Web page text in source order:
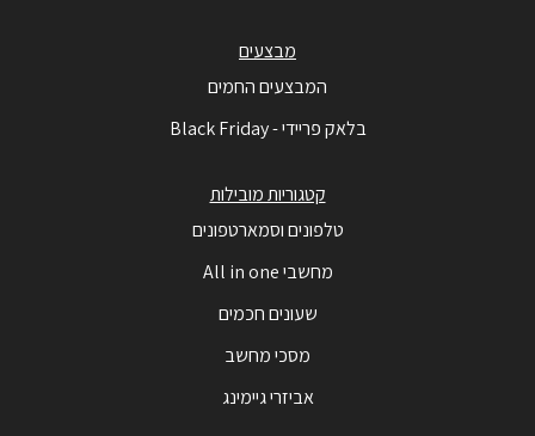
מבצעים
המבצעים החמים
בלאק פריידי - Black Friday
קטגוריות מובילות
טלפונים וסמארטפונים
מחשבי All in one
שעונים חכמים
מסכי מחשב
אביזרי גיימינג